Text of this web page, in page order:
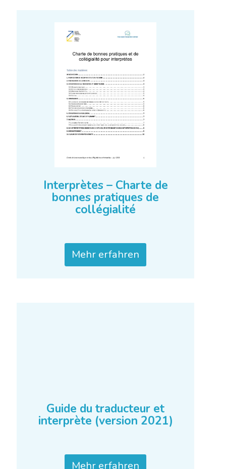
Interprètes – Charte de
bonnes pratiques de
collégialité
Mehr erfahren